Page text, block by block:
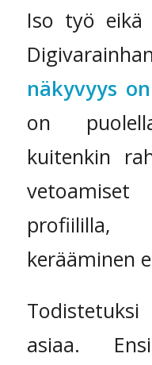
Iso työ eikä
näkyvyys
on
kuitenkin
profiililla,
kerääminen
asiaa.